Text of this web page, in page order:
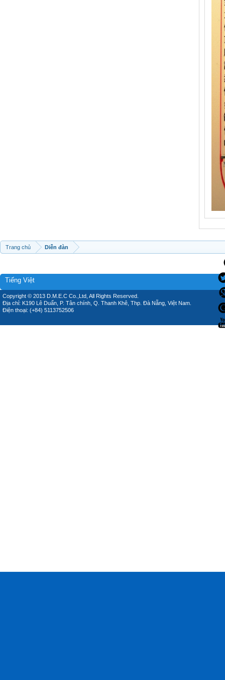
Trang chủ Diễn đàn
Tiếng Việt
Copyright © 2013 D.M.E.C Co.,Ltd, All Rights Reserved.
Địa chỉ: K190 Lê Duẩn, P. Tân chính, Q. Thanh Khê, Thp. Đà Nẵng, Việt Nam.
Điện thoại: (+84) 5113752506